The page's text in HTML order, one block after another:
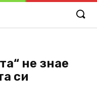
не знае
си